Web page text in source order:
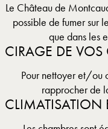
Le Château de
possible de fumer sur
que dans les
CIRAGE DE VOS
Pour nettoyer et/ou
rapprocher de
CLIMATISATION